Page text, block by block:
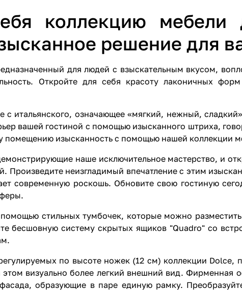
коллекцию
решение для
для людей с взыскательным вкусом,
Откройте для себя красоту лаконичных
с итальянского, означающее «мягкий, нежный,
вашей гостиной с помощью изысканного штриха,
помещению изысканность с помощью нашей коллекции
наше исключительное мастерство, и
Произведите неизгладимый впечатление с этим
современную роскошь. Обновите свою гостиную
стильных тумбочек, которые можно
бесшовную систему скрытых ящиков "Quadro" со
по высоте ножек (12 см) коллекции Dolce,
визуально более легкий внешний вид. Фирменная
образующие в паре единую рамку.